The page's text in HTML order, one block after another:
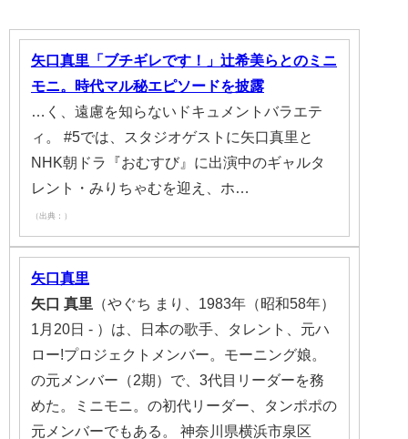
矢口真里「ブチギレです！」辻希美らとのミニ
モニ。時代マル秘エピソードを披露
…く、遠慮を知らないドキュメントバラエテ
ィ。 #5では、スタジオゲストに矢口真里と
NHK朝ドラ『おむすび』に出演中のギャルタ
レント・みりちゃむを迎え、ホ…
（出典：）
矢口真里
矢口 真里 （やぐち まり、1983年（昭和58年）
1月20日 - ）は、日本の歌手、タレント、元ハ
ロー!プロジェクトメンバー。モーニング娘。
の元メンバー（2期）で、3代目リーダーを務
めた。ミニモニ。の初代リーダー、タンポポの
元メンバーでもある。 神奈川県横浜市泉区